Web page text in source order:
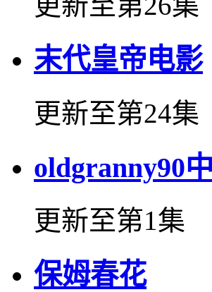
末代皇帝电影
更新至第24集
oldgranny90
更新至第1集
保姆春花